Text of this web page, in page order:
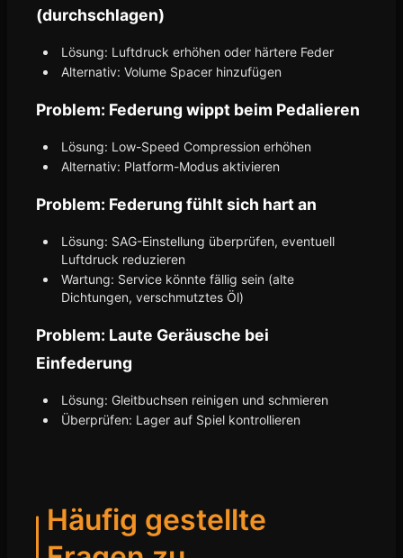
(durchschlagen)
Lösung: Luftdruck erhöhen oder härtere Feder
Alternativ: Volume Spacer hinzufügen
Problem: Federung wippt beim Pedalieren
Lösung: Low-Speed Compression erhöhen
Alternativ: Platform-Modus aktivieren
Problem: Federung fühlt sich hart an
Lösung: SAG-Einstellung überprüfen, eventuell
Luftdruck reduzieren
Wartung: Service könnte fällig sein (alte
Dichtungen, verschmutztes Öl)
Problem: Laute Geräusche bei
Einfederung
Lösung: Gleitbuchsen reinigen und schmieren
Überprüfen: Lager auf Spiel kontrollieren
Häufig gestellte